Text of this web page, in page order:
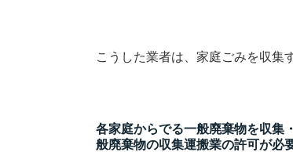
こうした業者は、家庭ごみを収集
各家庭からでる一般廃棄物を収集
般廃棄物の収集運搬業の許可が必